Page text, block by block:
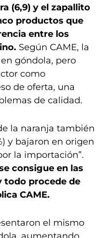
(6,9) y el zapallito
productos que
entre los
Según CAME, la
góndola, pero
como
de oferta, una
de calidad.
la naranja también
y bajaron en origen
la importación”.
consigue en las
todo procede de
CAME.
el mismo